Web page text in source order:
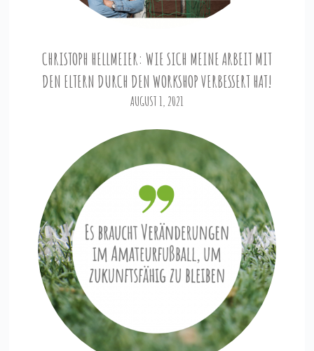
CHRISTOPH HELLMEIER: WIE SICH MEINE ARBEIT MIT
DEN ELTERN DURCH DEN WORKSHOP VERBESSERT HAT!
AUGUST 1, 2021